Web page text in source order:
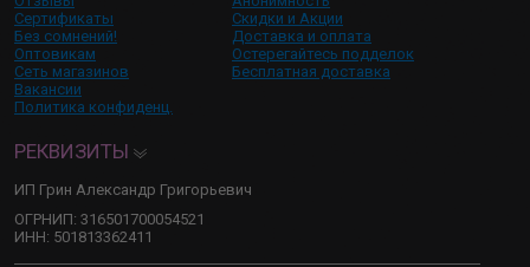
Сертификаты
Без сомнений!
Оптовикам
Сеть магазинов
Вакансии
Политика конфиденц.
Скидки и Акции
Доставка и оплата
Остерегайтесь подделок
Бесплатная доставка
РЕКВИЗИТЫ
ИП Грин Александр Григорьевич
ОГРНИП: 316501700054521
ИНН: 501813362411